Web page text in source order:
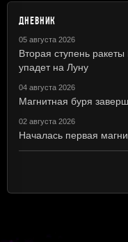
ДНЕВНИК
05 августа 2026
Вторая ступень
упадет на Луну
04 августа 2026
Магнитная буря
02 августа 2026
Началась первая